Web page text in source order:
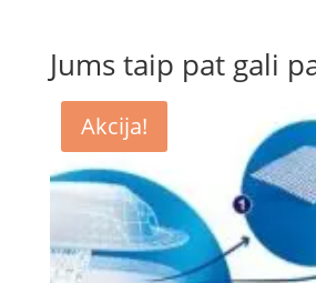
Jums taip pat gali
Akcija!